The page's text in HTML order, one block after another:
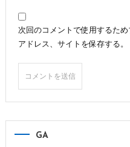
次回のコメントで使用するた
アドレス、サイトを保存する。
GA